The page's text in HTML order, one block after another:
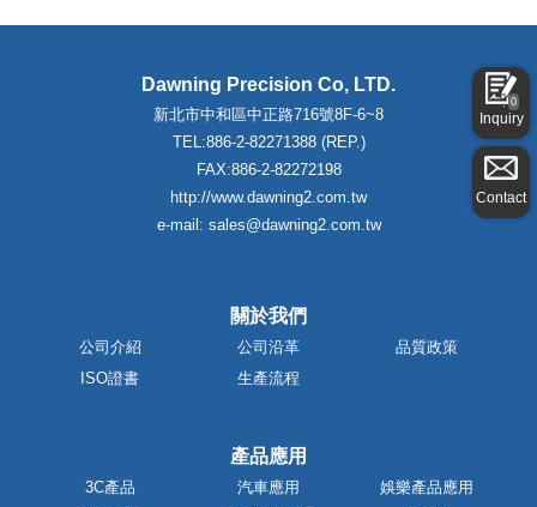
0
Inquiry
Contact
Dawning Precision Co, LTD.
新北市中和區中正路716號8F-6~8
TEL:886-2-82271388 (REP.)
FAX:886-2-82272198
http://www.dawning2.com.tw
e-mail: sales@dawning2.com.tw
關於我們
公司介紹 公司沿革
品質政策
ISO證書
生產流程
產品應用
3C產品 汽車應用
娛樂產品應用